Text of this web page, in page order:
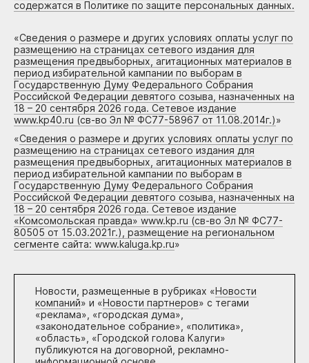
содержатся в Политике по защите персональных данных.
«Сведения о размере и других условиях оплаты услуг по
размещению на страницах сетевого издания для
размещения предвыборных, агитационных материалов в
период избирательной кампании по выборам в
Государственную Думу Федерального Собрания
Российской Федерации девятого созыва, назначенных на
18 – 20 сентября 2026 года. Сетевое издание
www.kp40.ru (св-во Эл № ФС77-58967 от 11.08.2014г.)»
«Сведения о размере и других условиях оплаты услуг по
размещению на страницах сетевого издания для
размещения предвыборных, агитационных материалов в
период избирательной кампании по выборам в
Государственную Думу Федерального Собрания
Российской Федерации девятого созыва, назначенных на
18 – 20 сентября 2026 года. Сетевое издание
«Комсомольская правда» www.kp.ru (св-во Эл № ФС77-
80505 от 15.03.2021г.), размещение на региональном
сегменте сайта: www.kaluga.kp.ru»
Новости, размещенные в рубриках «Новости
компаний» и «Новости партнеров» с тегами
«реклама», «городская дума»,
«законодательное собрание», «политика»,
«область», «Городской голова Калуги»
публикуются на договорной, рекламно-